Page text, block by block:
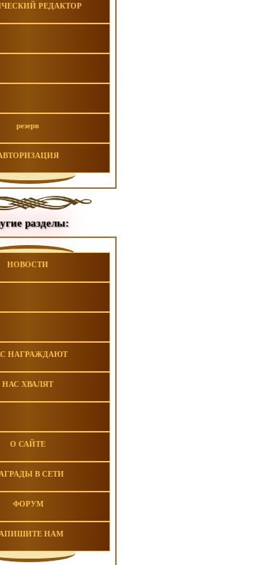
РЕДАКТОР
резерв
разделы:
НОВОСТИ
НАГРАЖДАЮТ
НАС ХВАЛЯТ
О САЙТЕ
В СЕТИ
ФОРУМ
НАМ